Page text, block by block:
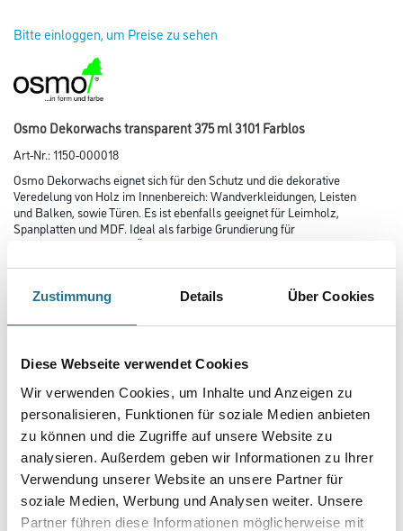
Zustimmung Details Über Cookies
Diese Webseite verwendet Cookies
Wir verwenden Cookies, um Inhalte und Anzeigen zu
personalisieren, Funktionen für soziale Medien anbieten
zu können und die Zugriffe auf unsere Website zu
analysieren. Außerdem geben wir Informationen zu Ihrer
Verwendung unserer Website an unsere Partner für
soziale Medien, Werbung und Analysen weiter. Unsere
Partner führen diese Informationen möglicherweise mit
Bitte einloggen, um Preise zu sehen
Osmo Dekorwachs transparent 375 ml 3101 Farblos
Art-Nr.:1150-000018
Osmo Dekorwachs eignet sich für den Schutz und die dekorative
Veredelung von Holz im Innenbereich: Wandverkleidungen, Leisten
und Balken, sowie Türen. Es ist ebenfalls geeignet für Leimholz,
Spanplatten und MDF. Ideal als farbige Grundierung für
Holzfußböden und zum Überstreichen nachgedunkelter Holzflächen. Für
Farbtonbezeichnung
Glanzgrad
Gebinde